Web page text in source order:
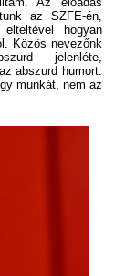
az SZFE-én,
hogyan
Közös nevezőnk
jelenléte,
abszurd humort.
munkát, nem az